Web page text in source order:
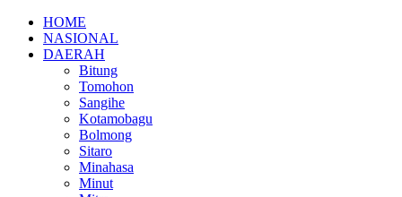
HOME
NASIONAL
DAERAH
Bitung
Tomohon
Sangihe
Kotamobagu
Bolmong
Sitaro
Minahasa
Minut